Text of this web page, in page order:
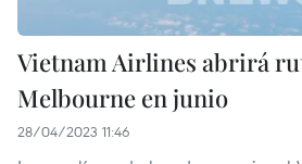
Vietnam Airlines abrirá
Melbourne en junio
28/04/2023 11:46